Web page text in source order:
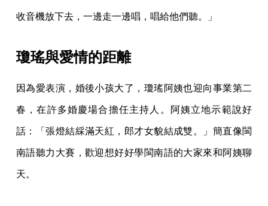
收音機放下去，一邊走一邊唱，唱給他們聽。」
瓊瑤與愛情的距離
因為愛表演，婚後小孩大了，瓊瑤阿姨也迎向事業第二
春，在許多婚慶場合擔任主持人。阿姨立地示範說好
話：「張燈結綵滿天紅，郎才女貌結成雙。」簡直像閩
南語聽力大賽，歡迎想好好學閩南語的大家來和阿姨聊
天。